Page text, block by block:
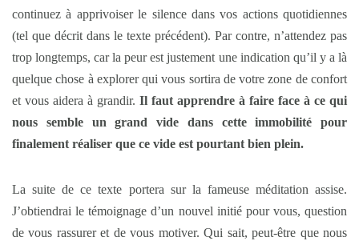
continuez à apprivoiser le silence dans vos actions quotidiennes
(tel que décrit dans le texte précédent). Par contre, n’attendez pas
trop longtemps, car la peur est justement une indication qu’il y a là
quelque chose à explorer qui vous sortira de votre zone de confort
et vous aidera à grandir. Il faut apprendre à faire face à ce qui
nous semble un grand vide dans cette immobilité pour
finalement réaliser que ce vide est pourtant bien plein.
La suite de ce texte portera sur la fameuse méditation assise.
J’obtiendrai le témoignage d’un nouvel initié pour vous, question
de vous rassurer et de vous motiver. Qui sait, peut-être que nous